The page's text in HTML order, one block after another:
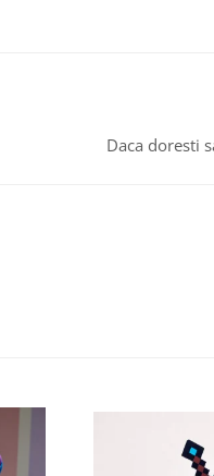
Daca doresti